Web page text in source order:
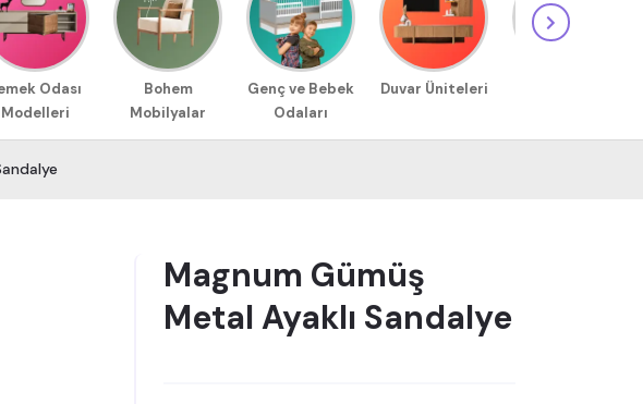
Odası
Modelleri
Bohem
Mobilyalar
Genç ve Bebek
Odaları
Duvar Üniteleri
Magnum Gümüş
Metal Ayaklı Sandalye